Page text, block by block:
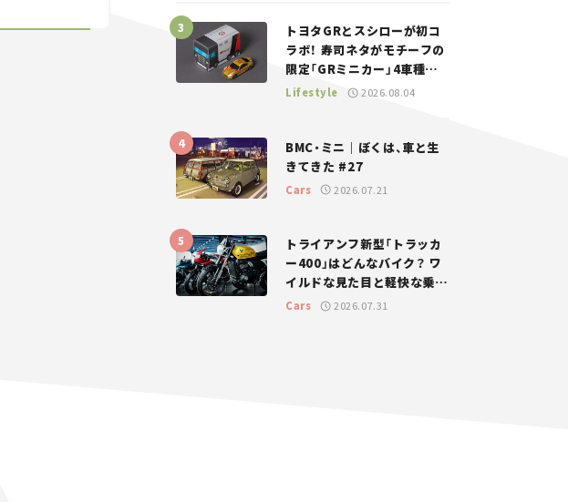
トヨタGRとスシローが初コ
ラボ！ 寿司ネタがモチーフの
限定「GRミニカー」4車種が
登場。入手方法は？【クルマ
Lifestyle 2026.08.04
BMC・ミニ｜ぼくは、車と生
きてきた #27
Cars 2026.07.21
トライアンフ新型「トラッカ
ー400」はどんなバイク？ ワ
イルドな見た目と軽快な乗り
味を両立した400ccフラット
Cars 2026.07.31